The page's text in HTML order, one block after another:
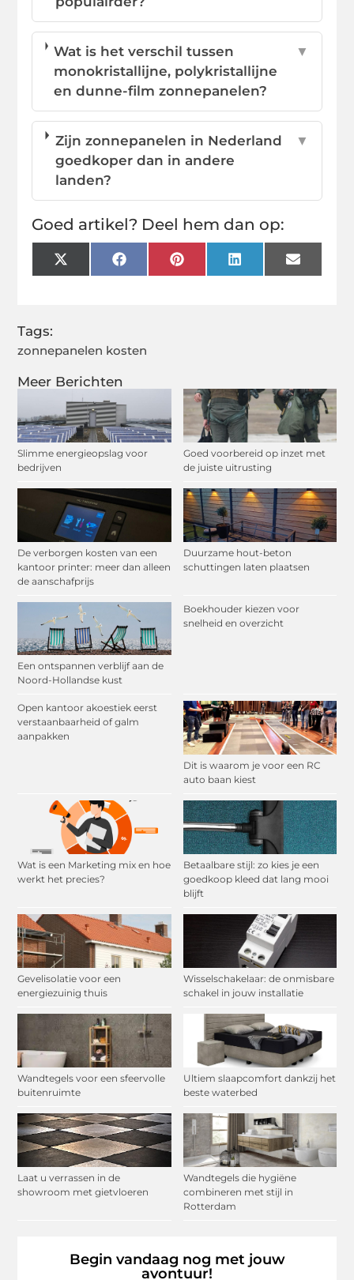
Meer Berichten
Slimme energieopslag voor
bedrijven
Goed voorbereid op inzet met
de juiste uitrusting
De verborgen kosten van een
kantoor printer: meer dan alleen
de aanschafprijs
Duurzame hout-beton
schuttingen laten plaatsen
Een ontspannen verblijf aan de
Noord-Hollandse kust
Boekhouder kiezen voor
snelheid en overzicht
Open kantoor akoestiek eerst
verstaanbaarheid of galm
aanpakken
Dit is waarom je voor een RC
auto baan kiest
Wat is een Marketing mix en hoe
werkt het precies?
Betaalbare stijl: zo kies je een
goedkoop kleed dat lang mooi
blijft
Gevelisolatie voor een
energiezuinig thuis
Wisselschakelaar: de onmisbare
schakel in jouw installatie
Wandtegels voor een sfeervolle
buitenruimte
Ultiem slaapcomfort dankzij het
beste waterbed
Laat u verrassen in de
showroom met gietvloeren
Wandtegels die hygiëne
combineren met stijl in
Rotterdam
Begin vandaag nog met jouw
avontuur!
Wat is het verschil tussen
monokristallijne, polykristallijne
en dunne-film zonnepanelen?
▼
Zijn zonnepanelen in Nederland
goedkoper dan in andere
landen?
▼
Goed artikel? Deel hem dan op:
X
(Twitter)
FacebookPinterestLinkedInEmail
Tags:
zonnepanelen kosten